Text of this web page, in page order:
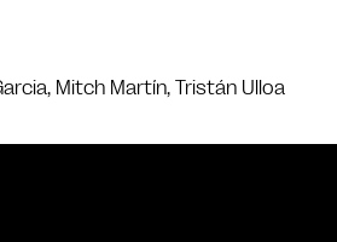
Mitch Martín, Tristán Ulloa